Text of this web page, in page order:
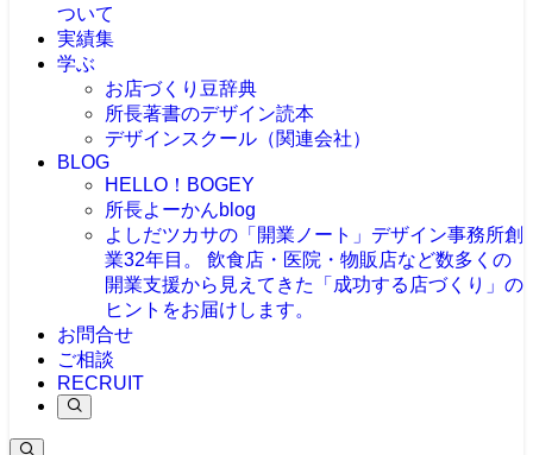
ついて
実績集
学ぶ
お店づくり豆辞典
所長著書のデザイン読本
デザインスクール（関連会社）
BLOG
HELLO！BOGEY
所長よーかんblog
よしだツカサの「開業ノート」 デザイン事務所創
業32年目。 飲食店・医院・物販店など数多くの
開業支援から見えてきた「成功する店づくり」の
ヒントをお届けします。
お問合せ
ご相談
RECRUIT